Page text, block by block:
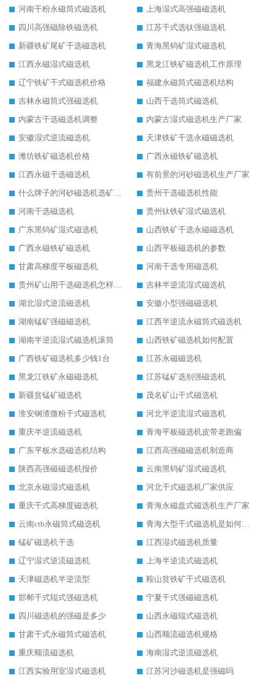
河南干粉永磁筒式磁选机
上海湿式高强磁磁选机
四川高强磁除铁磁选机
江苏干式选钛强磁选机
新疆铁矿尾矿干选磁选机
青海黑钨矿湿式磁选机
江西永磁湿式磁选机
黑龙江铁矿磁选机工作原理
辽宁铁矿干式磁选机价格
福建永磁筒式磁选机结构
吉林永磁筒式强磁选机
山西干选筒式磁选机
内蒙古干选磁选机调整
内蒙古湿式磁选机生产厂家
安徽湿式逆流磁选机
天津铁矿干选永磁磁选机
潍坊铁矿磁选机价格
广西永磁铁矿磁选机
江西永磁干选磁选机
有前景的河砂磁选机生产厂家
什么牌子的河砂磁选机选矿效果好
贵州干选磁选机性能
河南干选磁选机
贵州钛铁矿湿式磁选机
广东黑钨矿湿式磁选机
山西铁矿干选永磁磁选机
广西永磁铁矿磁选机
山西平板磁选机的参数
甘肃高梯度平板磁选机
河南干选专用磁选机
贵州矿山用干选磁选机怎样调磁
吉林半逆流湿式磁选机
湖北湿式逆流磁选机
安徽小型强磁磁选机
湖南锰矿强磁磁选机
江西半逆流永磁筒式磁选机
湖南半逆流湿式磁选机滚筒
山西铁矿磁选机如何配置
广西铁矿磁选机多少钱1台
江苏永磁磁选机
黑龙江铁矿永磁磁选机
江苏锰矿选别强磁选机
新疆贫锰矿磁选机
茂名矿山干式磁选机
淮安钢渣微粉干式磁选机
河北半逆流湿式磁选机
重庆半逆流磁选机
青海平板磁选机皮带老跑偏
广东平板水选磁选机结构
江西高强磁磁选机制造商
陕西高强磁磁选机报价
云南黑钨矿湿式磁选机
北京永磁湿式磁选机
河北干式磁选机厂家供应
重庆干式高梯度磁选机
青海永磁盘式磁选机生产厂家
云南ctb永磁筒式磁选机
青海大型干式磁选机是如何选矿的
锰矿磁选机干选
江西湿式磁选机质量
辽宁湿式逆流磁选机
上海半逆流式磁选机
天津磁选机半逆流型
鞍山贫铁矿干式磁选机
邯郸干式辊式强磁选机
宁夏干式强磁磁选机
四川磁选机的强磁是多少
山西永磁辊式磁选机
甘肃干式永磁筒式磁选机
山西顺流磁选机规格
重庆顺流磁选机
海南湿式逆流磁选机
江西实验用室湿式磁选机
江苏河沙磁选机是强磁吗